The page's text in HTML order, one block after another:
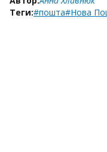
Теги:#пошта#Нова